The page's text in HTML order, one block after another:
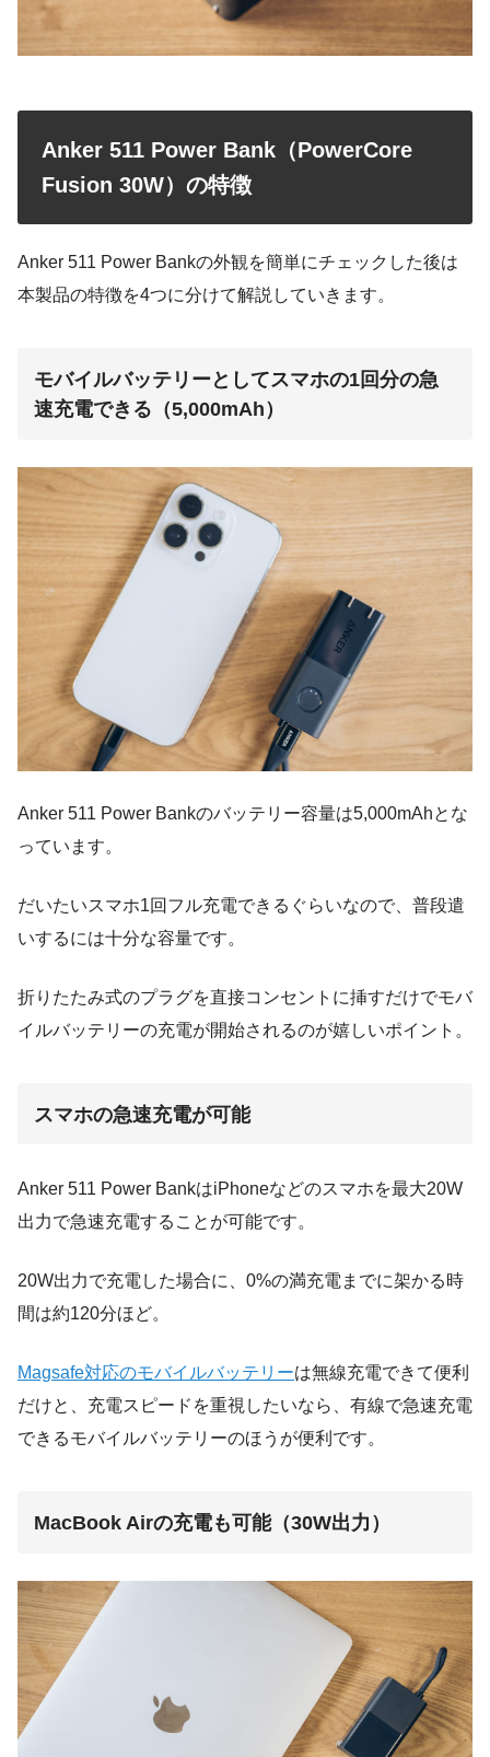
Anker 511 Power Bank（PowerCore
Fusion 30W）の特徴
Anker 511 Power Bankの外観を簡単にチェックした後は
本製品の特徴を4つに分けて解説していきます。
モバイルバッテリーとしてスマホの1回分の急
速充電できる（5,000mAh）
Anker 511 Power Bankのバッテリー容量は5,000mAhとな
っています。
だいたいスマホ1回フル充電できるぐらいなので、普段遣
いするには十分な容量です。
折りたたみ式のプラグを直接コンセントに挿すだけでモバ
イルバッテリーの充電が開始されるのが嬉しいポイント。
スマホの急速充電が可能
Anker 511 Power BankはiPhoneなどのスマホを最大20W
出力で急速充電することが可能です。
20W出力で充電した場合に、0%の満充電までに架かる時
間は約120分ほど。
Magsafe対応のモバイルバッテリーは無線充電できて便利
だけと、充電スピードを重視したいなら、有線で急速充電
できるモバイルバッテリーのほうが便利です。
MacBook Airの充電も可能（30W出力）